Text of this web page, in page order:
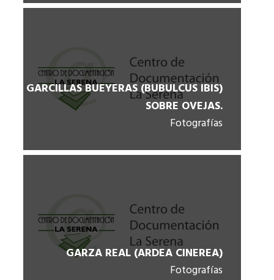
GARCILLAS BUEYERAS (BUBULCUS IBIS)
SOBRE OVEJAS.
Fotografías
GARZA REAL (ARDEA CINEREA)
Fotografías